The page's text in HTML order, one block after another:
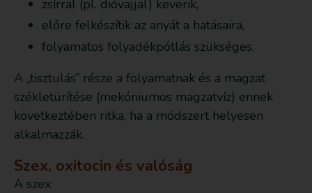
zsírral (pl. dióvajjal) keverik,
előre felkészítik az anyát a hatásaira,
folyamatos folyadékpótlás szükséges.
A „tisztulás” része a folyamatnak és a magzat
székletürítése (mekóniumos magzatvíz) ennek
következtében ritka, ha a módszert helyesen
alkalmazzák.
Szex, oxitocin és valóság
A szex: